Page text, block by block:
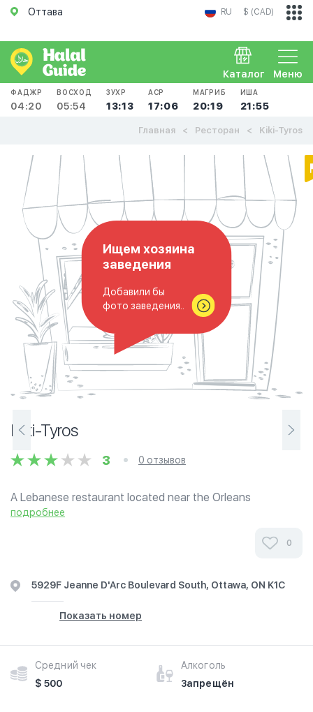
Оттава RU $ (CAD)
Меню
Каталог
ФАДЖР
04:20
ВОСХОД
05:54
ЗУХР
13:13
АСР
17:06
МАГРИБ
20:19
ИША
21:55
Главная Ресторан Kiki-Tyros
Ищем хозяина
заведения
Добавили бы
фото заведения..
Kiki-Tyros
3 0 отзывов
A Lebanese restaurant located near the Orleans
Recreation Complex offering Chicken and Beef shawarma
подробнее
0
5929F Jeanne D'Arc Boulevard South, Ottawa, ON K1C
Показать номер
Средний чек
$ 500
Алкоголь
Запрещён